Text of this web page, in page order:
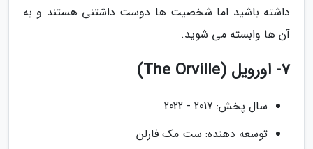
داشته باشید اما شخصیت ها دوست داشتنی هستند و به
آن ها وابسته می شوید.
7- اورویل (The Orville)
سال پخش: 2017 - 2022
توسعه دهنده: ست مک فارلن